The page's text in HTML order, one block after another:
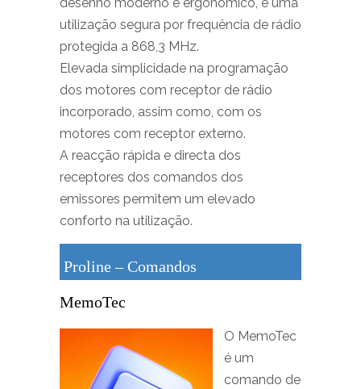
utilização segura por frequência de rádio
protegida a 868,3 MHz.
Elevada simplicidade na programação
dos motores com receptor de rádio
incorporado, assim como, com os
motores com receptor externo.
A reacção rápida e directa dos
receptores dos comandos dos
emissores permitem um elevado
conforto na utilização.
Proline – Comandos
MemoTec
O MemoTec
é um
comando de